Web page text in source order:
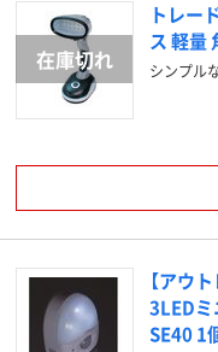
トレー
ス 軽量
シンプル
【アウ
3LEDミ
SE40 1